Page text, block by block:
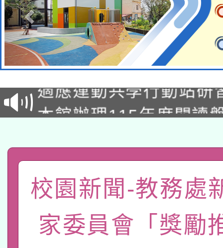
本校115學年度第2次
招甄選結果公告(無人
招)
適應運動共學行動站研
本館辦理115年度閱讀
礎課程
A3數位素養講師名單
「數位內容與教學軟體
pilot」
有關大陸委員會函釋公
薪期間赴陸應申請許可
轉知經濟部水利署委託
校園新聞-教務處
家委員會「獎勵